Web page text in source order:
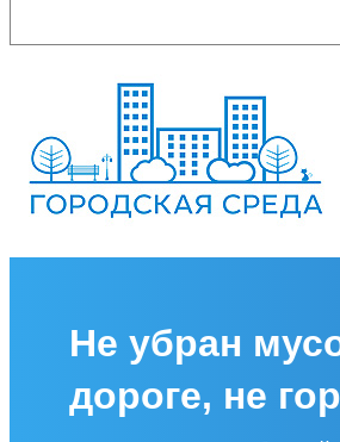
Не убран
дороге, не